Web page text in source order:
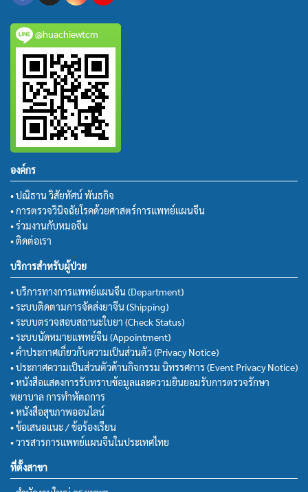
@huachiewtcm
องค์กร
• ปณิธาน วิสัยทัศน์ พันธกิจ
• การตรวจวินิจฉัยโรคด้วยศาสตร์การแพทย์แผนจีน
• ร่วมงานกับหมอจีน
• ติดต่อเรา
บริการสำหรับผู้ป่วย
• บริการทางการแพทย์แผนจีน (Department)
• ระบบติดตามการจัดส่งยาจีน (Shipping)
• ระบบตรวจสอบสถานะใบยา (Check Status)
• ระบบนัดหมายแพทย์จีน (Appointment)
• คำประกาศเกี่ยวกับความเป็นส่วนตัว (Privacy Notice)
• ประกาศความเป็นส่วนตัวด้านกิจกรรม นิทรรศการ (Event Privacy Notice)
• หนังสือแสดงการรับทราบข้อมูลและความยินยอมรับการตรวจรักษา
พยาบาล การทำหัตถการ
• หนังสือสุขภาพออนไลน์
• ข้อเสนอแนะ / ข้อร้องเรียน
• วารสารการแพทย์แผนจีนในประเทศไทย
ที่ตั้งสาขา